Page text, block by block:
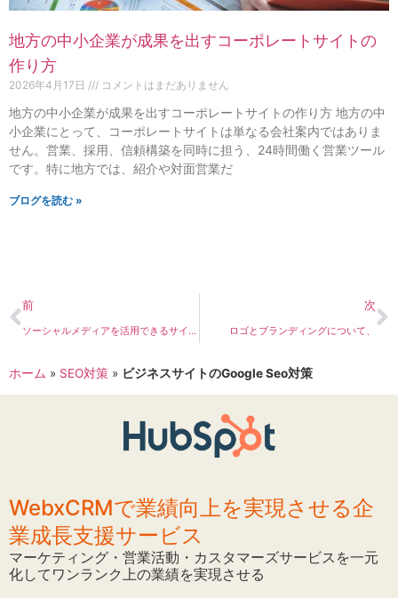
地方の中小企業が成果を出すコーポレートサイトの
作り方
2026年4月17日 コメントはまだありません
地方の中小企業が成果を出すコーポレートサイトの作り方 地方の中
小企業にとって、コーポレートサイトは単なる会社案内ではありま
せん。営業、採用、信頼構築を同時に担う、24時間働く営業ツール
です。特に地方では、紹介や対面営業だ
ブログを読む »
前
ソーシャルメディアを活用できるサイトの作り方。
次
ロゴとブランディングについて、
ホーム » SEO対策 » ビジネスサイトのGoogle Seo対策
WebxCRMで業績向上を実現させる企
業成長支援サービス
マーケティング・営業活動・カスタマーズサービスを一元
化してワンランク上の業績を実現させる